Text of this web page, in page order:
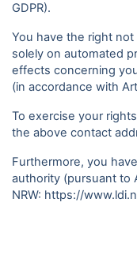
GDPR).
You have the right
solely on automated
effects concerning
(in accordance with
To exercise your
the above contact
Furthermore, you
authority (pursuant to
NRW: https://